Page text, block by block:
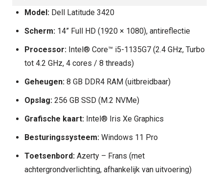
Model: Dell Latitude 3420
Scherm: 14” Full HD (1920 × 1080), antireflectie
Processor: Intel® Core™ i5-1135G7 (2.4 GHz, Turbo
tot 4.2 GHz, 4 cores / 8 threads)
Geheugen: 8 GB DDR4 RAM (uitbreidbaar)
Opslag: 256 GB SSD (M.2 NVMe)
Grafische kaart: Intel® Iris Xe Graphics
Besturingssysteem: Windows 11 Pro
Toetsenbord: Azerty – Frans (met
achtergrondverlichting, afhankelijk van uitvoering)